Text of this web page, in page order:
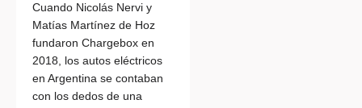
Cuando Nicolás Nervi y
Matías Martínez de Hoz
fundaron Chargebox en
2018, los autos eléctricos
en Argentina se contaban
con los dedos de una